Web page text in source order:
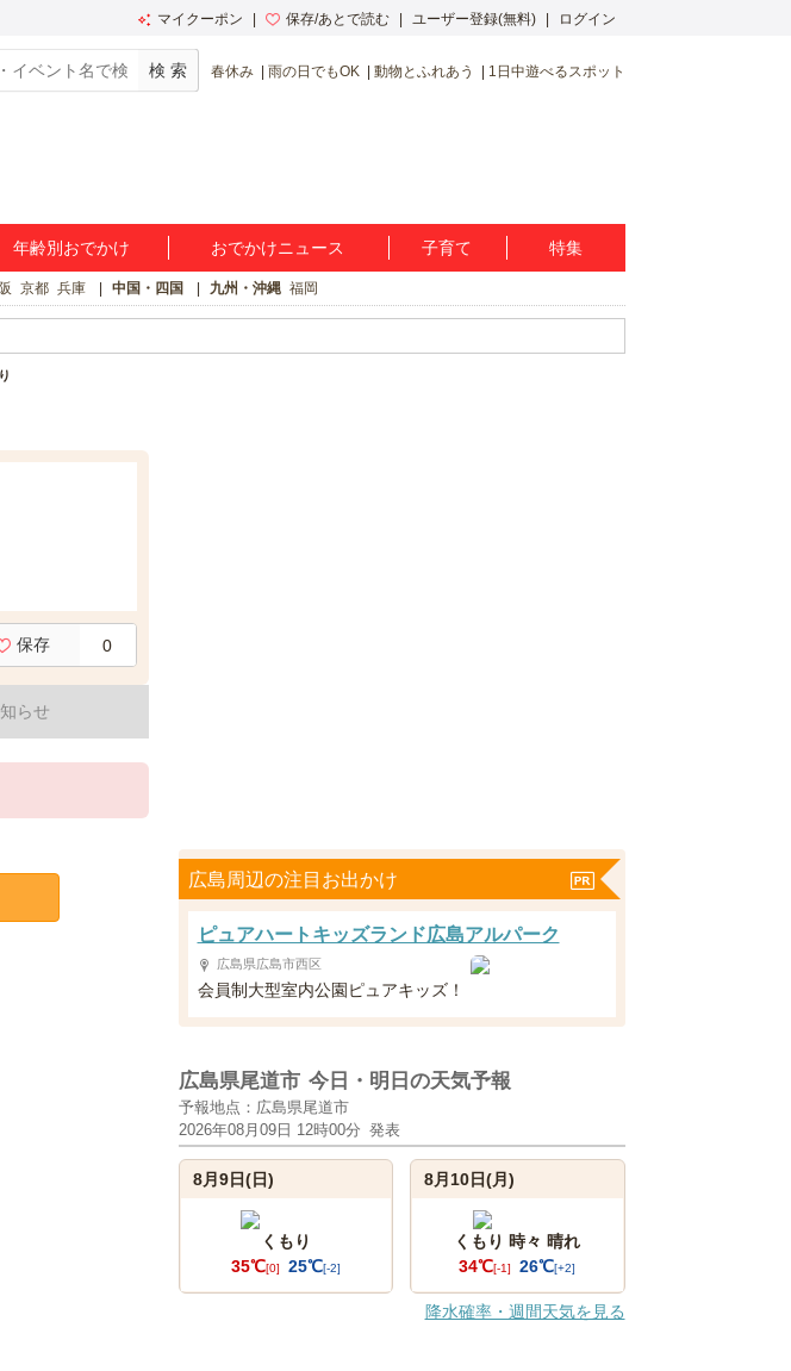
マイクーポン 保存/あとで読む ユーザー登録(無料) ログイン
春休み 雨の日でもOK 動物とふれあう 1日中遊べるスポット
年齢別おでかけ おでかけニュース 子育て 特集
京都 兵庫 中国・四国 九州・沖縄 福岡
保存 0
らせ
広島周辺の注目お出かけ
ピュアハートキッズランド広島アルパーク
広島県広島市西区
会員制大型室内公園ピュアキッズ！
広島県尾道市 今日・明日の天気予報
予報地点：広島県尾道市
2026年08月09日 12時00分 発表
8月9日(日)
くもり
35℃[0] 25℃[-2]
8月10日(月)
くもり 時々 晴れ
34℃[-1] 26℃[+2]
降水確率・週間天気を見る